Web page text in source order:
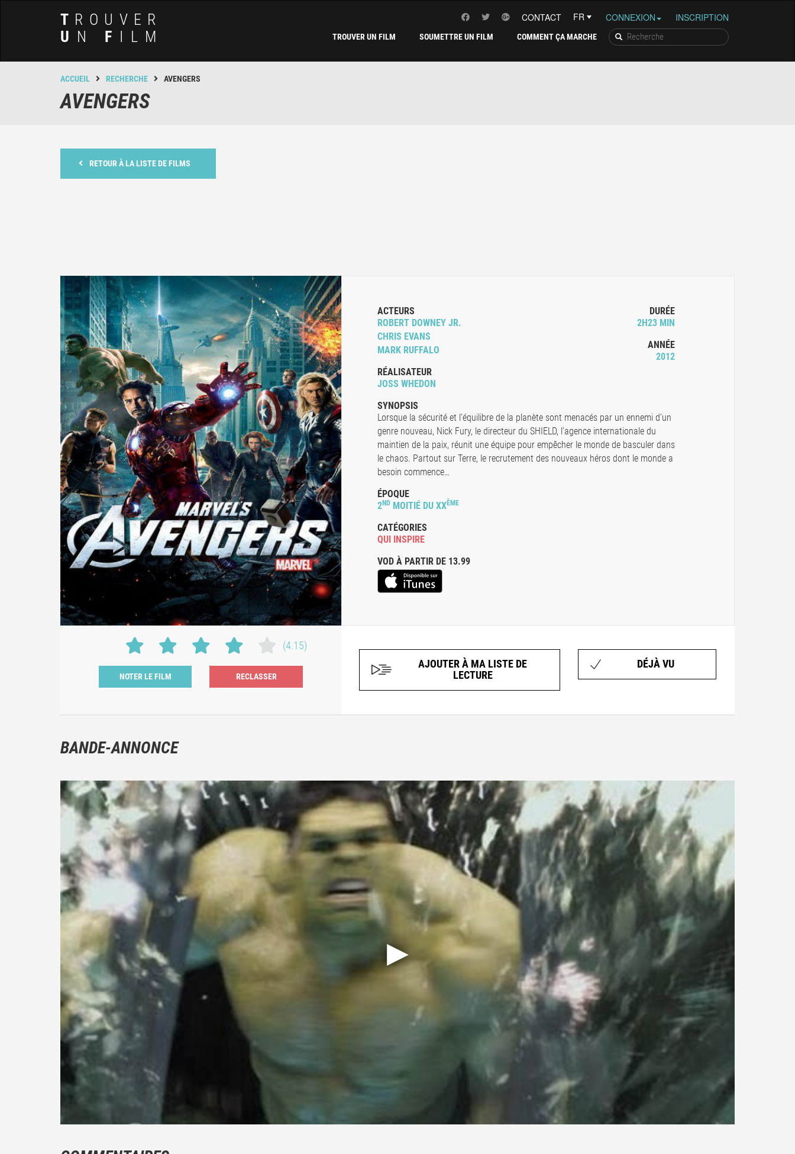
T ROUVER
U N F ILM
CONNEXION INSCRIPTION
CONTACT
COMMENT ÇA MARCHE
SOUMETTRE UN FILM
TROUVER UN FILM
ACCUEIL RECHERCHE AVENGERS
AVENGERS
RETOUR À LA LISTE DE FILMS
ACTEURS
ROBERT DOWNEY JR.
CHRIS EVANS
MARK RUFFALO
RÉALISATEUR
JOSS WHEDON
DURÉE
2H23 MIN
ANNÉE
2012
SYNOPSIS
Lorsque la sécurité et l’équilibre de la planète sont menacés par un ennemi d’un
genre nouveau, Nick Fury, le directeur du SHIELD, l’agence internationale du
maintien de la paix, réunit une équipe pour empêcher le monde de basculer dans
le chaos. Partout sur Terre, le recrutement des nouveaux héros dont le monde a
besoin commence…
ÉPOQUE
2ND MOITIÉ DU XXÈME
CATÉGORIES
QUI INSPIRE
VOD À PARTIR DE 13.99
(4.15)
NOTER LE FILM
AJOUTER À MA LISTE DE
LECTURE
DÉJÀ VU
BANDE-ANNONCE